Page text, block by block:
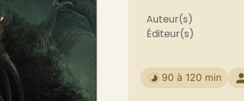
Auteur(s)
Éditeur(s)
90 à 120 min